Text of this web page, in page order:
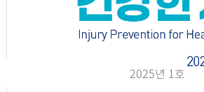
2025년 1호